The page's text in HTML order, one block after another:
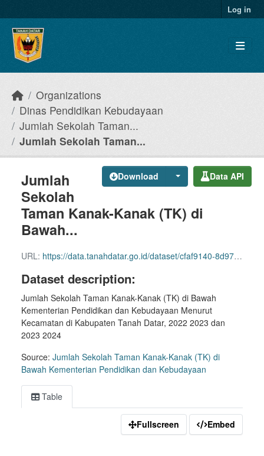
Log in
Organizations
Dinas Pendidikan Kebudayaan
Jumlah Sekolah Taman...
Jumlah Sekolah Taman...
Download Data API
Jumlah
Sekolah
Taman Kanak-Kanak (TK) di
Bawah...
URL: https://data.tanahdatar.go.id/dataset/cfaf9140-8d97-4025-8f57-60a507243c3b/resource/3a5b658a-d0d6-4253-8880-b6ee4dede134/download/jumlah-sekolah-taman-kanak-kanak-tk-di-bawah-kementerian-pendidikan-dan-kebudayaan-menurut-kecam.csv
Dataset description:
Jumlah Sekolah Taman Kanak-Kanak (TK) di Bawah
Kementerian Pendidikan dan Kebudayaan Menurut
Kecamatan di Kabupaten Tanah Datar, 2022 2023 dan
2023 2024
Source: Jumlah Sekolah Taman Kanak-Kanak (TK) di
Bawah Kementerian Pendidikan dan Kebudayaan
Table
Fullscreen Embed